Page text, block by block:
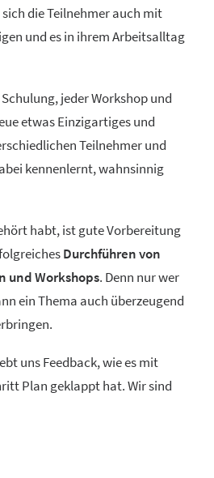
die Teilnehmer auch mit
und es in ihrem Arbeitsalltag
jeder Workshop und
etwas Einzigartiges und
Teilnehmer und
kennenlernt, wahnsinnig
habt, ist gute Vorbereitung
Durchführen von
und Workshops. Denn nur wer
ein Thema auch überzeugend
uns Feedback, wie es mit
Plan geklappt hat. Wir sind